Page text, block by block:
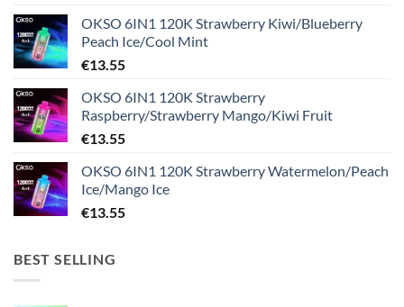
OKSO 6IN1 120K Strawberry Kiwi/Blueberry
Peach Ice/Cool Mint
€13.55
OKSO 6IN1 120K Strawberry
Raspberry/Strawberry Mango/Kiwi Fruit
€13.55
OKSO 6IN1 120K Strawberry Watermelon/Peach
Ice/Mango Ice
€13.55
BEST SELLING